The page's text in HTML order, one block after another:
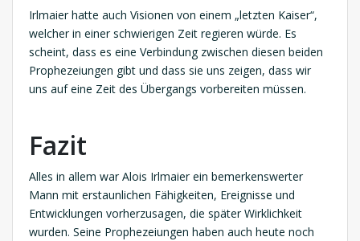
Irlmaier hatte auch Visionen von einem „letzten Kaiser“,
welcher in einer schwierigen Zeit regieren würde. Es
scheint, dass es eine Verbindung zwischen diesen beiden
Prophezeiungen gibt und dass sie uns zeigen, dass wir
uns auf eine Zeit des Übergangs vorbereiten müssen.
Fazit
Alles in allem war Alois Irlmaier ein bemerkenswerter
Mann mit erstaunlichen Fähigkeiten, Ereignisse und
Entwicklungen vorherzusagen, die später Wirklichkeit
wurden. Seine Prophezeiungen haben auch heute noch